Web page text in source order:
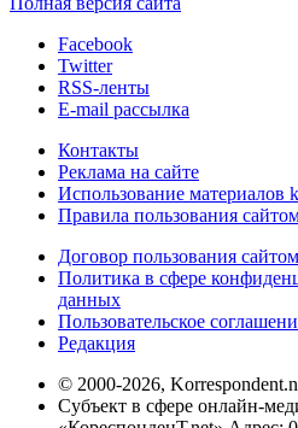
Facebook
Twitter
RSS-ленты
E-mail рассылка
Контакты
Реклама на сайте
Использование материалов
Правила пользования
Договор пользования сайтом
Политика в сфере
данных
Пользовательское
Редакция
© 2000-2026,
Субъект в сфере онлайн-